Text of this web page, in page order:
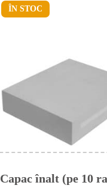
Capac înalt (pe 10
ÎN STOC